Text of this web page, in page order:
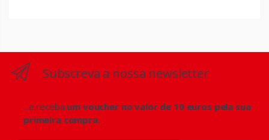
Subscreva a nossa newsletter
...e receba um voucher no valor de 10 euros pela sua
primeira compra.